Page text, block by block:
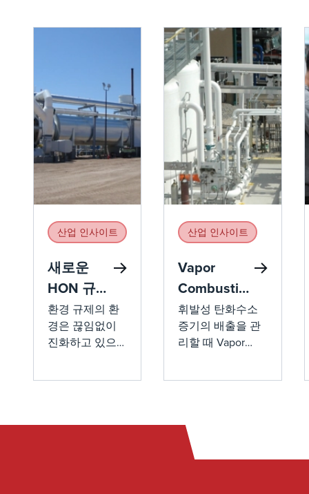
산업 인사이트
새로운
HON 규정
이
Thermal
Oxidizer
환경 규제의 환
경은 끊임없이
진화하고 있으
업에 매우 중요
산업 인사이트
Vapor
Combustion
Units(VCU)
및 Vapor
Recovery
업에 대한 올
바른 결정 내
휘발성 탄화수소
증기의 배출을 관
리할 때 Vapor
의 선택은 중요한
결정입니다. 특정
작업에 적합한 시